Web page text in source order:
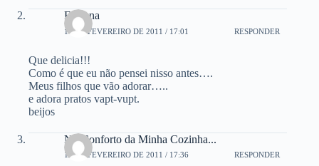
Fabiana
18 DE FEVEREIRO DE 2011 / 17:01 RESPONDER
Que delicia!!!
Como é que eu não pensei nisso antes….
Meus filhos que vão adorar…..
e adora pratos vapt-vupt.
beijos
No Conforto da Minha Cozinha...
18 DE FEVEREIRO DE 2011 / 17:36 RESPONDER